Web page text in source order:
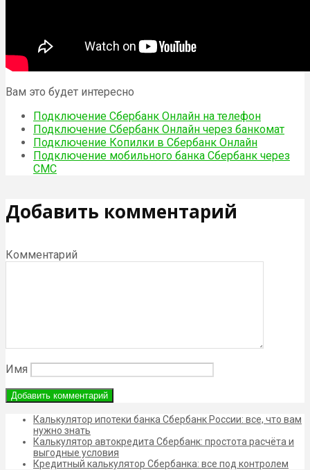
Вам это будет интересно
Подключение Сбербанк Онлайн на телефон
Подключение Сбербанк Онлайн через банкомат
Подключение Копилки в Сбербанк Онлайн
Подключение мобильного банка Сбербанк через
СМС
Добавить комментарий
Комментарий
Имя
Калькулятор ипотеки банка Сбербанк России: все, что вам
нужно знать
Калькулятор автокредита Сбербанк: простота расчёта и
выгодные условия
Кредитный калькулятор Сбербанка: все под контролем